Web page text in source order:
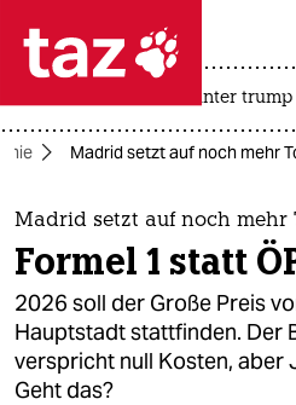
 taz zahl
taz zahl ich
themen
politik
öko
gesellschaft
usa unter trump
Madrid setzt auf noch mehr
Madrid setzt auf noch mehr
Formel 1 statt
2026 soll der Große Preis
Hauptstadt stattfinden. Der
verspricht null Kosten, aber
Geht das?